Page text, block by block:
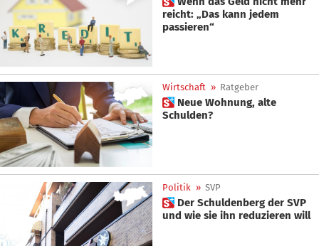
reicht: „Das kann jedem
passieren“
Wirtschaft » Ratgeber
 Neue Wohnung, alte
Schulden?
Politik » SVP
 Der Schuldenberg der SVP
und wie sie ihn reduzieren will